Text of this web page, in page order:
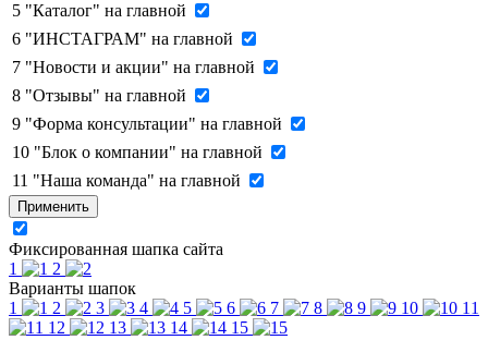
5 "Каталог" на главной
6 "ИНСТАГРАМ" на главной
7 "Новости и акции" на главной
8 "Отзывы" на главной
9 "Форма консультации" на главной
10 "Блок о компании" на главной
11 "Наша команда" на главной
Применить
Фиксированная шапка сайта
1
2
Варианты шапок
1
2 3 4 5 6 7 8 9 10
11
12
13 14 15